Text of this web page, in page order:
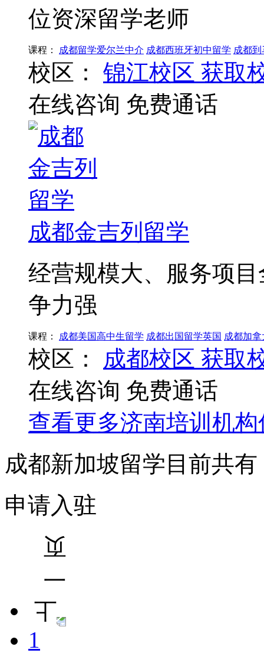
位资深留学老师
课程： 成都留学爱尔兰中介 成都西班牙初中留学 成都
校区： 锦江校区 获取
在线咨询 免费通话
成都金吉列留学
经营规模大、服务项
争力强
课程： 成都美国高中生留学 成都出国留学英国 成都加
校区： 成都校区 获取
在线咨询 免费通话
查看更多济南培训机构
成都新加坡留学目前共有
申请入驻
1